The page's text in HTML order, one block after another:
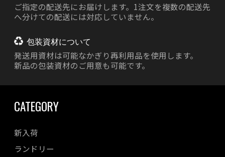
ご指定の配送先にお届けします。1注文を複数の配送先
へ分けての配送には対応していません。
包装資材について
発送用資材は可能なかぎり再利用品を使用します。
新品の包装資材のご用意も可能です。
CATEGORY
新入荷
ランドリー